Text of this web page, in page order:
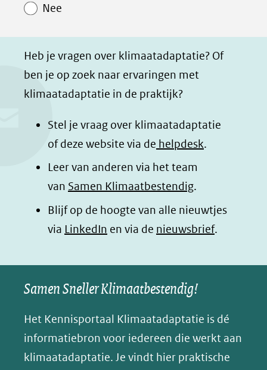
a
b
o
o
(opent
in
nieuw
venster)
naar
een
website)
d
I
(opent
in
nieuw
venster)
naar
een
website)
h
t
a
p
(opent
in
nieuw
venster)
naar
een
website)
n
d
l
e
o
p
B
l
e
s
y
(opent
in
Nee
Heb je vragen over klimaatadaptatie? Of
ben je op zoek naar ervaringen met
klimaatadaptatie in de praktijk?
Stel je vraag over klimaatadaptatie
of deze website via de helpdesk.
Leer van anderen via het team
van Samen Klimaatbestendig.
Blijf op de hoogte van alle nieuwtjes
via LinkedIn (opent
nieuw
venster)
naar
een
andere
en via de nieuwsbrief.
Samen Sneller Klimaatbestendig!
Het Kennisportaal Klimaatadaptatie is dé
informatiebron voor iedereen die werkt aan
klimaatadaptatie. Je vindt hier praktische